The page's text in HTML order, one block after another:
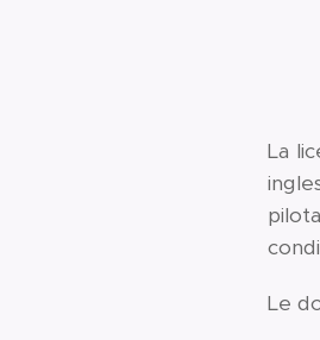
La
Le